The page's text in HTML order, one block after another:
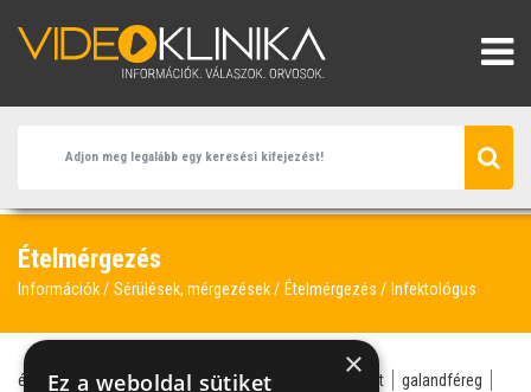
Ételmérgezés
Információk Sérülések, mérgezések Ételmérgezés Infektológus
ételmérgezés ételfertőzés bélférgesség fagylalt
galandféreg
×
Ez a weboldal sütiket